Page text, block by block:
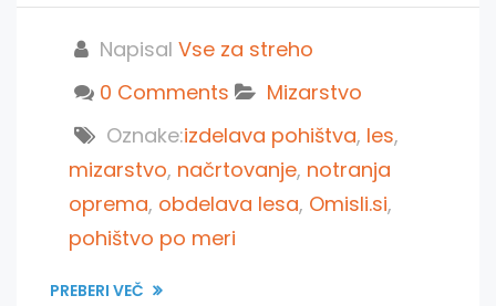
Napisal Vse za streho
0 Comments
Mizarstvo
Oznake:izdelava pohištva, les,
mizarstvo, načrtovanje, notranja
oprema, obdelava lesa, Omisli.si,
pohištvo po meri
PREBERI VEČ